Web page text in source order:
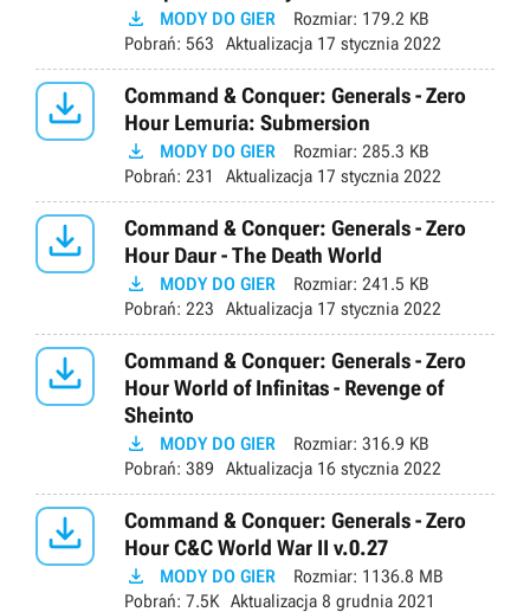
 MODY DO GIER Rozmiar: 179.2 KB
Pobrań: 563 Aktualizacja 17 stycznia 2022

Command & Conquer: Generals - Zero
Hour Lemuria: Submersion
 MODY DO GIER Rozmiar: 285.3 KB
Pobrań: 231 Aktualizacja 17 stycznia 2022

Command & Conquer: Generals - Zero
Hour Daur - The Death World
 MODY DO GIER Rozmiar: 241.5 KB
Pobrań: 223 Aktualizacja 17 stycznia 2022

Command & Conquer: Generals - Zero
Hour World of Infinitas - Revenge of
Sheinto
 MODY DO GIER Rozmiar: 316.9 KB
Pobrań: 389 Aktualizacja 16 stycznia 2022

Command & Conquer: Generals - Zero
Hour C&C World War II v.0.27
 MODY DO GIER Rozmiar: 1136.8 MB
Pobrań: 7.5K Aktualizacja 8 grudnia 2021